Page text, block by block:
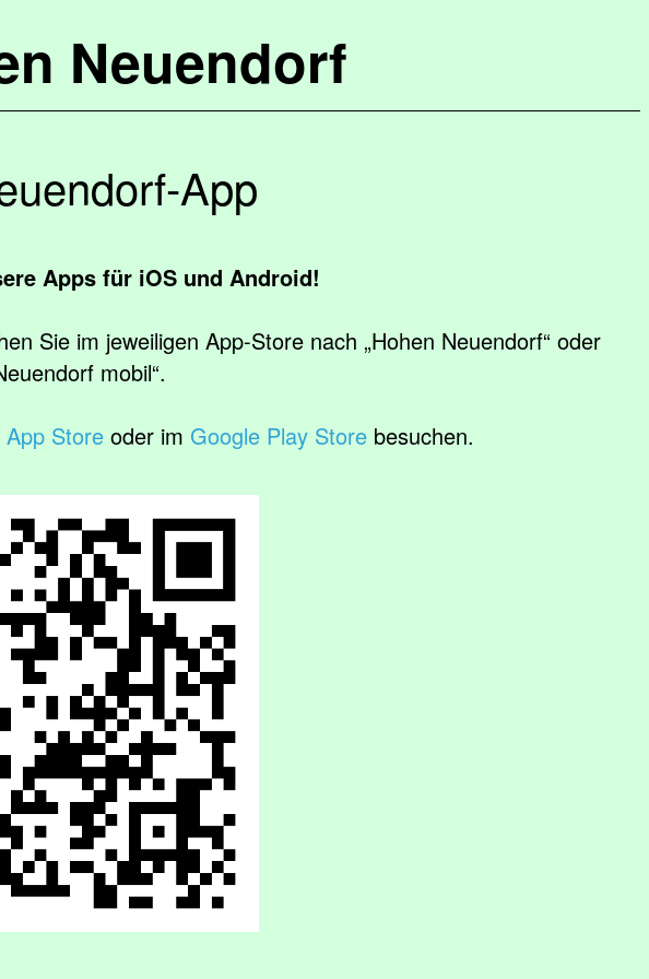
Neuendorf
App
Apps für iOS und Android!
Sie im jeweiligen App-Store nach „Hohen Neuendorf“ oder
mobil“.
App Storeoder im Google Play Storebesuchen.